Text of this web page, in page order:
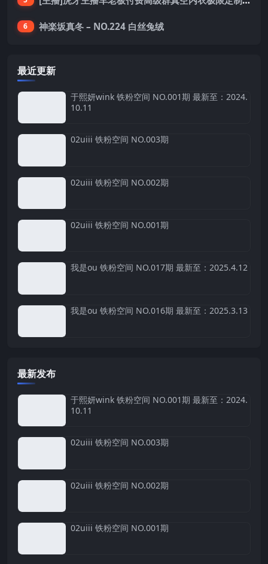
6 神楽坂真冬 – NO.224 白丝兔绒
最近更新
于熙妍wink 铁粉空间 NO.001期 最新至：2024.
10.11
02uiii 铁粉空间 NO.003期
02uiii 铁粉空间 NO.002期
02uiii 铁粉空间 NO.001期
我是ou 铁粉空间 NO.017期 最新至：2025.4.12
我是ou 铁粉空间 NO.016期 最新至：2025.3.13
最新发布
于熙妍wink 铁粉空间 NO.001期 最新至：2024.
10.11
02uiii 铁粉空间 NO.003期
02uiii 铁粉空间 NO.002期
02uiii 铁粉空间 NO.001期